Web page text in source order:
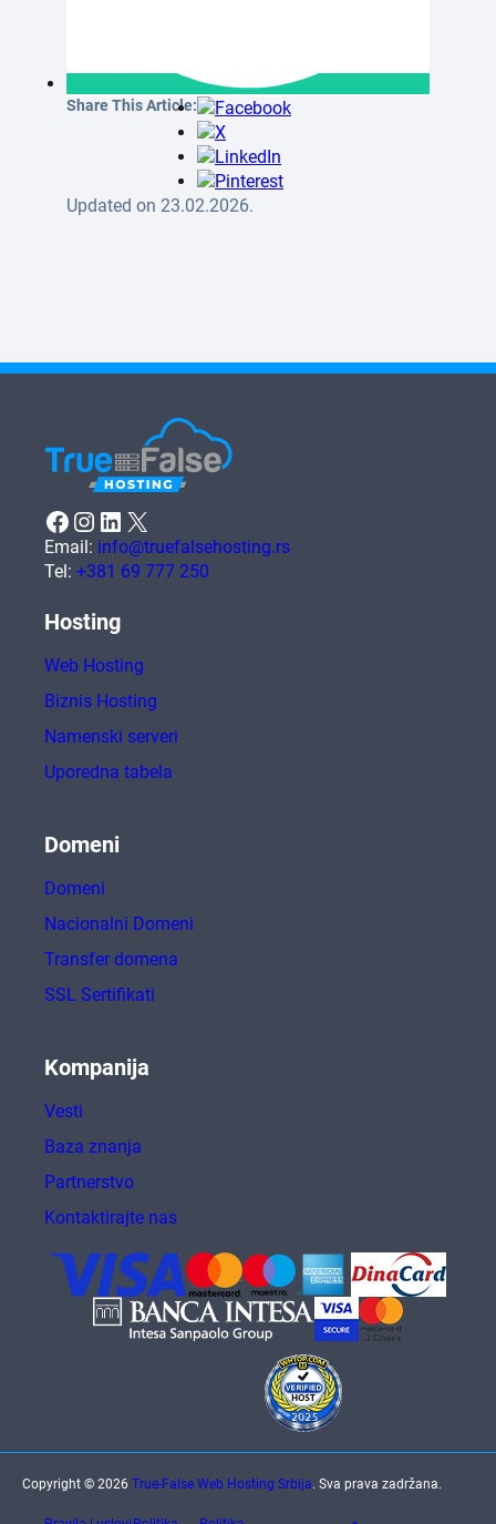
Share This Article:
Updated on 23.02.2026.
Facebook Instagram LinkedIn X
Email: info@truefalsehosting.rs
Tel: +381 69 777 250
Hosting
Web Hosting
Biznis Hosting
Namenski serveri
Uporedna tabela
Domeni
Domeni
Nacionalni Domeni
Transfer domena
SSL Sertifikati
Kompanija
Vesti
Baza znanja
Partnerstvo
Kontaktirajte nas
Copyright © 2026 True-False Web Hosting Srbija. Sva prava zadržana.